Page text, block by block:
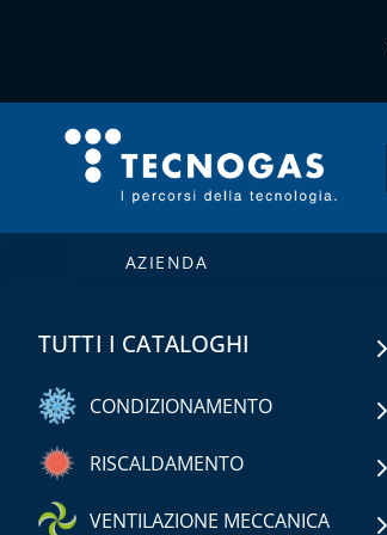
AZIENDA
TUTTI I CATALOGHI
CONDIZIONAMENTO
CAPITOLO 01
RISCALDAMENTO
CAPITOLO 01
VENTILAZIONE MECCANICA